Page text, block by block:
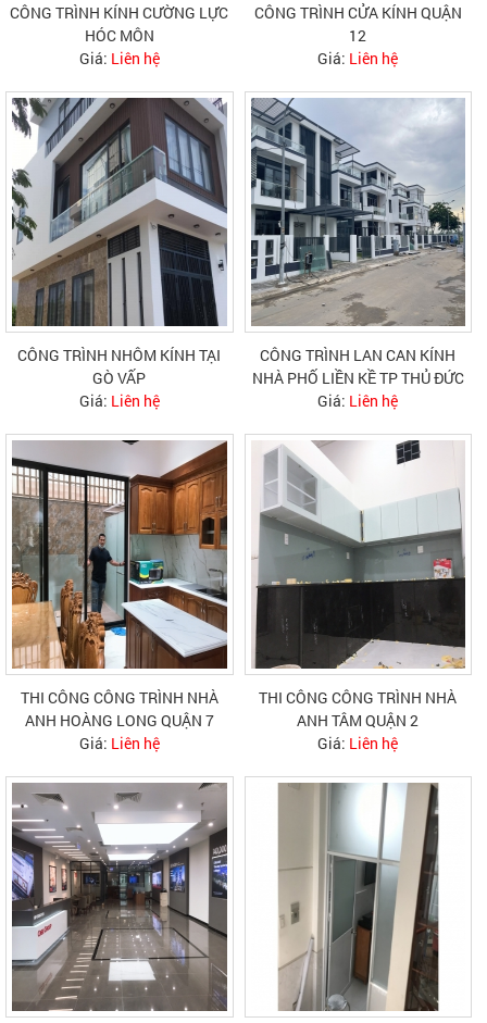
CÔNG TRÌNH KÍNH CƯỜNG LỰC
HÓC MÔN
Giá: Liên hệ
CÔNG TRÌNH CỬA KÍNH QUẬN
12
Giá: Liên hệ
CÔNG TRÌNH NHÔM KÍNH TẠI
GÒ VẤP
Giá: Liên hệ
CÔNG TRÌNH LAN CAN KÍNH
NHÀ PHỐ LIỀN KỀ TP THỦ ĐỨC
Giá: Liên hệ
THI CÔNG CÔNG TRÌNH NHÀ
ANH HOÀNG LONG QUẬN 7
Giá: Liên hệ
THI CÔNG CÔNG TRÌNH NHÀ
ANH TÂM QUẬN 2
Giá: Liên hệ